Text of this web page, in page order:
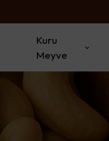
Kuru
Meyve